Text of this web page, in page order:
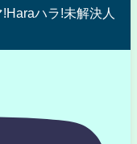
ハラ!未解決人